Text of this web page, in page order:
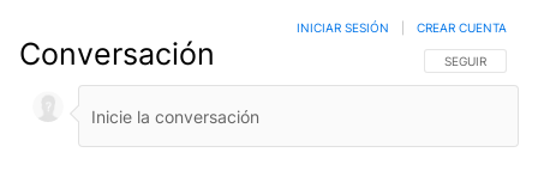
Conversación SIGA ESTA
SEGUIR
INICIAR SESIÓN CREAR CUENTA